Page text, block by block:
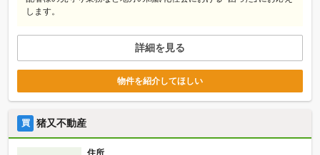
します。
詳細を見る
物件を紹介してほしい
買 猪又不動産
住所